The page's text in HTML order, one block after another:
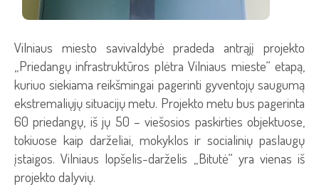
Vilniaus miesto savivaldybė pradeda antrąjį projekto
„Priedangų infrastruktūros plėtra Vilniaus mieste“ etapą,
kuriuo siekiama reikšmingai pagerinti gyventojų saugumą
ekstremaliųjų situacijų metu. Projekto metu bus pagerinta
60 priedangų, iš jų 50 – viešosios paskirties objektuose,
tokiuose kaip darželiai, mokyklos ir socialinių paslaugų
įstaigos. Vilniaus lopšelis-darželis „Bitutė“ yra vienas iš
projekto dalyvių.